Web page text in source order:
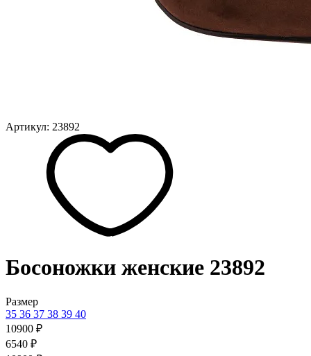
Артикул: 23892
Босоножки женские 23892
Размер
35 36 37 38 39 40
10900 ₽
6540 ₽